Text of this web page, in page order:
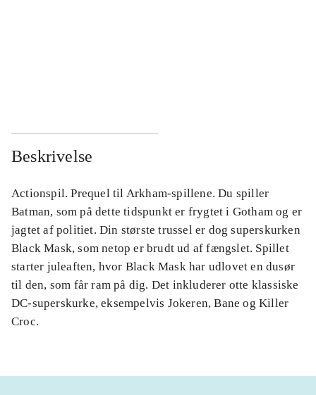
Beskrivelse
Actionspil. Prequel til Arkham-spillene. Du spiller
Batman, som på dette tidspunkt er frygtet i Gotham og er
jagtet af politiet. Din største trussel er dog superskurken
Black Mask, som netop er brudt ud af fængslet. Spillet
starter juleaften, hvor Black Mask har udlovet en dusør
til den, som får ram på dig. Det inkluderer otte klassiske
DC-superskurke, eksempelvis Jokeren, Bane og Killer
Croc.